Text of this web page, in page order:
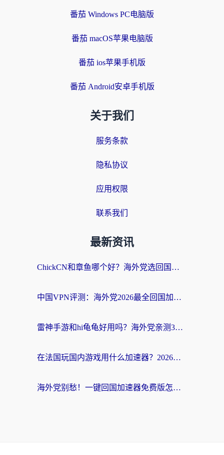
番茄 Windows PC电脑版
番茄 macOS苹果电脑版
番茄 ios苹果手机版
番茄 Android安卓手机版
关于我们
服务条款
隐私协议
应用权限
联系我们
最新资讯
ChickCN和章鱼哪个好？海外党选回国加速器的3个关键维度 + 实用避坑指南
中国VPN评测：海外党2026最全回国加速器选择指南，告别地区限制不踩坑
雷神手游和hi龟龟好用吗？海外党亲测3款回国加速器，教你选对国外到国内加速器
在法国玩国内游戏用什么加速器？2026实测解决延迟卡顿的实用指南
海外党别愁！一键回国加速器免费版怎么选？从踩坑到流畅访问的全攻略